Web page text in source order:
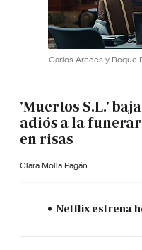
Carlos Areces y Roque
'Muertos S.L.'
adiós a la
en risas
Clara Molla Pagán
Netflix estrena